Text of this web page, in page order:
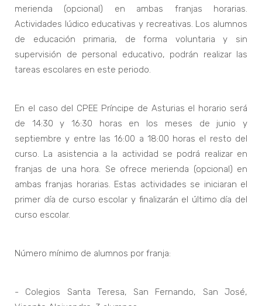
merienda (opcional) en ambas franjas horarias.
Actividades lúdico educativas y recreativas. Los alumnos
de educación primaria, de forma voluntaria y sin
supervisión de personal educativo, podrán realizar las
tareas escolares en este periodo.
En el caso del CPEE Príncipe de Asturias el horario será
de 14:30 y 16:30 horas en los meses de junio y
septiembre y entre las 16:00 a 18:00 horas el resto del
curso. La asistencia a la actividad se podrá realizar en
franjas de una hora. Se ofrece merienda (opcional) en
ambas franjas horarias. Estas actividades se iniciaran el
primer día de curso escolar y finalizarán el último día del
curso escolar.
Número mínimo de alumnos por franja:
- Colegios Santa Teresa, San Fernando, San José,